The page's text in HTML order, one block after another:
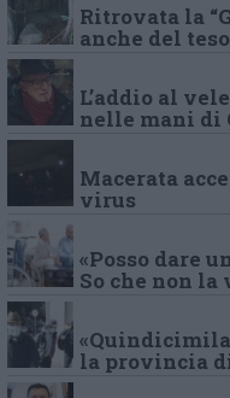
Ritrovata la
anche del
L’addio al
nelle mani di
Macerata
virus
«Posso dare
So che non la
la provincia